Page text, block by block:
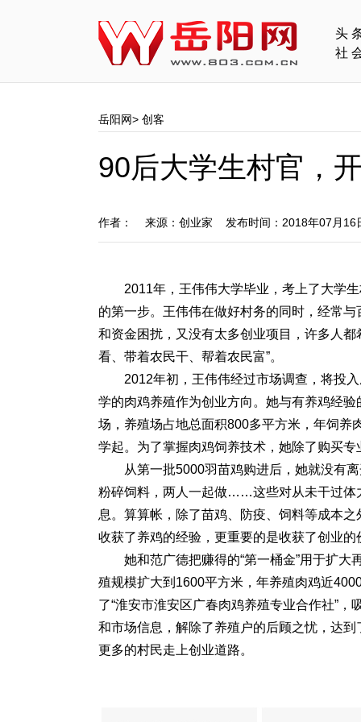
头
社
岳阳网> 创客
90后大学生村官，
作者： 来源：创业家 发布时间：2018年07月
2011年，王伟伟大学毕业，考上了大学
的第一步。王伟伟在做好村务的同时，经常
和资金困扰，又没有太多创业项目，许多人
看、带着农民干、帮着农民富”。
2012年初，王伟伟经过市场调查，将投
学的肉鸡养殖作为创业方向。她与有养鸡经
场，养殖场占地总面积800多平方米，年饲养
学起。为了掌握肉鸡饲养技术，她除了购买
从第一批5000羽苗鸡购进后，她就没有
粉碎饲料，两人一起做……这些对从未干过体
息。算算帐，除了苗鸡、防疫、饲料等成本
收获了养鸡的经验，更重要的是收获了创业的
她和范广德把赚得的“第一桶金”用于扩大
殖规模扩大到1600平方米，年养殖肉鸡近
了“淮安市淮安区广春肉鸡养殖专业合作社”
和市场信息，解除了养殖户的后顾之忧，达
更多的村民走上创业道路。